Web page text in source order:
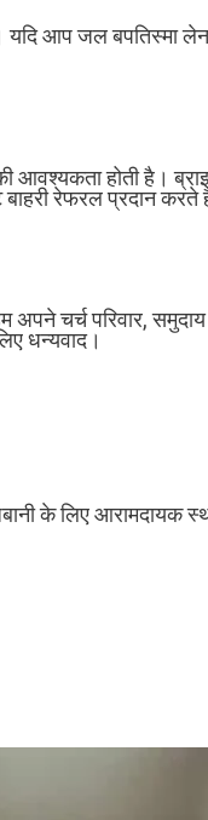
यदि आप जल
आवश्यकता होती है।
रेफरल प्रदान करते
अपने चर्च परिवार,
धन्यवाद।
के लिए आरामदायक